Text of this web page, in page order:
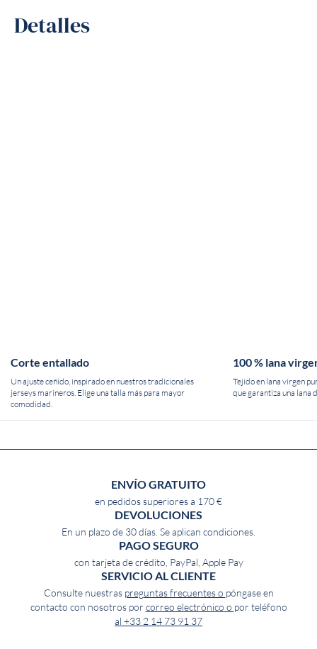
Detalles
Corte entallado
Un ajuste ceñido, inspirado en nuestros tradicionales
jerseys marineros. Elige una talla más para mayor
comodidad.
100 % lana
Tejido en lana virgen
que garantiza una lana
ENVÍO GRATUITO
en pedidos superiores a 170 €
DEVOLUCIONES
En un plazo de 30 días. Se aplican condiciones.
PAGO SEGURO
con tarjeta de crédito, PayPal, Apple Pay
SERVICIO AL CLIENTE
Consulte nuestras preguntas frecuentes o póngase en
contacto con nosotros por correo electrónico o por teléfono
al +33 2 14 73 91 37